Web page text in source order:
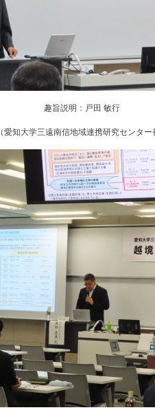
趣旨説明：戸田 敏行
（愛知大学三遠南信地域連携研究センター